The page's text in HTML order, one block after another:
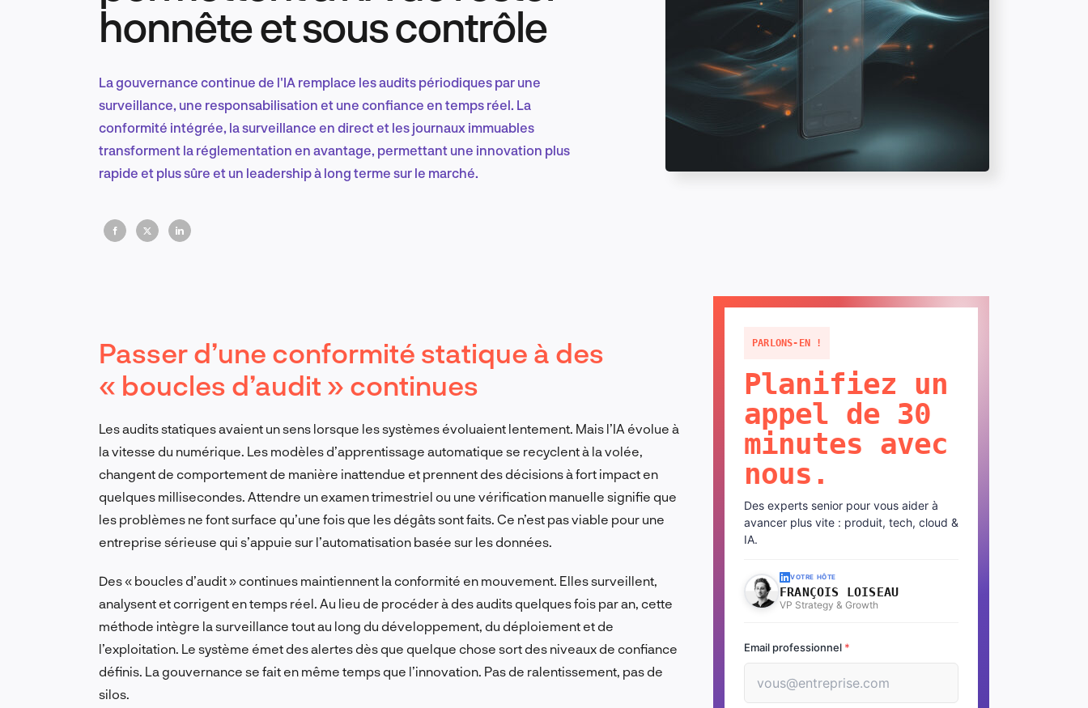
Recherche et conception produit
honnête et sous contrôle
La gouvernance continue de l'IA remplace les audits périodiques par une
surveillance, une responsabilisation et une confiance en temps réel. La
conformité intégrée, la surveillance en direct et les journaux immuables
transforment la réglementation en avantage, permettant une innovation plus
rapide et plus sûre et un leadership à long terme sur le marché.
Passer d’une conformité statique à des
« boucles d’audit » continues
Les audits statiques avaient un sens lorsque les systèmes évoluaient lentement. Mais l’IA évolue à
la vitesse du numérique. Les modèles d’apprentissage automatique se recyclent à la volée,
changent de comportement de manière inattendue et prennent des décisions à fort impact en
quelques millisecondes. Attendre un examen trimestriel ou une vérification manuelle signifie que
les problèmes ne font surface qu’une fois que les dégâts sont faits. Ce n’est pas viable pour une
entreprise sérieuse qui s’appuie sur l’automatisation basée sur les données.
Des « boucles d’audit » continues maintiennent la conformité en mouvement. Elles surveillent,
analysent et corrigent en temps réel. Au lieu de procéder à des audits quelques fois par an, cette
méthode intègre la surveillance tout au long du développement, du déploiement et de
l’exploitation. Le système émet des alertes dès que quelque chose sort des niveaux de confiance
définis. La gouvernance se fait en même temps que l’innovation. Pas de ralentissement, pas de
silos.
PARLONS-EN !
Planifiez un
appel de 30
minutes avec
nous.
Des experts senior pour vous aider à
avancer plus vite : produit, tech, cloud &
IA.
VOTRE HÔTE
FRANÇOIS LOISEAU
VP Strategy & Growth
Email professionnel *